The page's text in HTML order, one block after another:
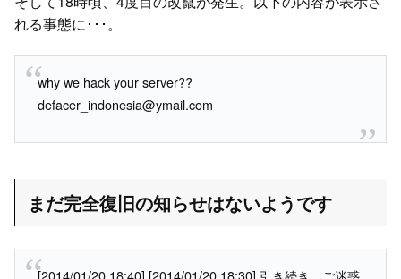
れる事態に･･･。
why we hack your server??
defacer_indonesia@ymail.com
まだ完全復旧の知らせはないようです